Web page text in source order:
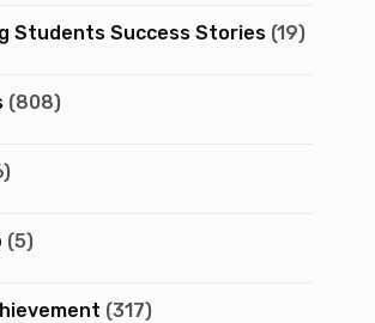
Students Success Stories(19)
(808)
(5)
(317)